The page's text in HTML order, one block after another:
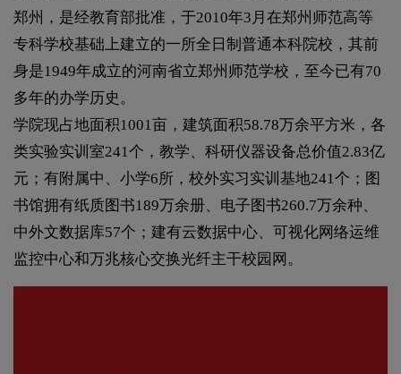
郑州，是经教育部批准，于2010年3月在郑州师范高等
专科学校基础上建立的一所全日制普通本科院校，其前
身是1949年成立的河南省立郑州师范学校，至今已有70
多年的办学历史。
学院现占地面积1001亩，建筑面积58.78万余平方米，各
类实验实训室241个，教学、科研仪器设备总价值2.83亿
元；有附属中、小学6所，校外实习实训基地241个；图
书馆拥有纸质图书189万余册、电子图书260.7万余种、
中外文数据库57个；建有云数据中心、可视化网络运维
监控中心和万兆核心交换光纤主干校园网。